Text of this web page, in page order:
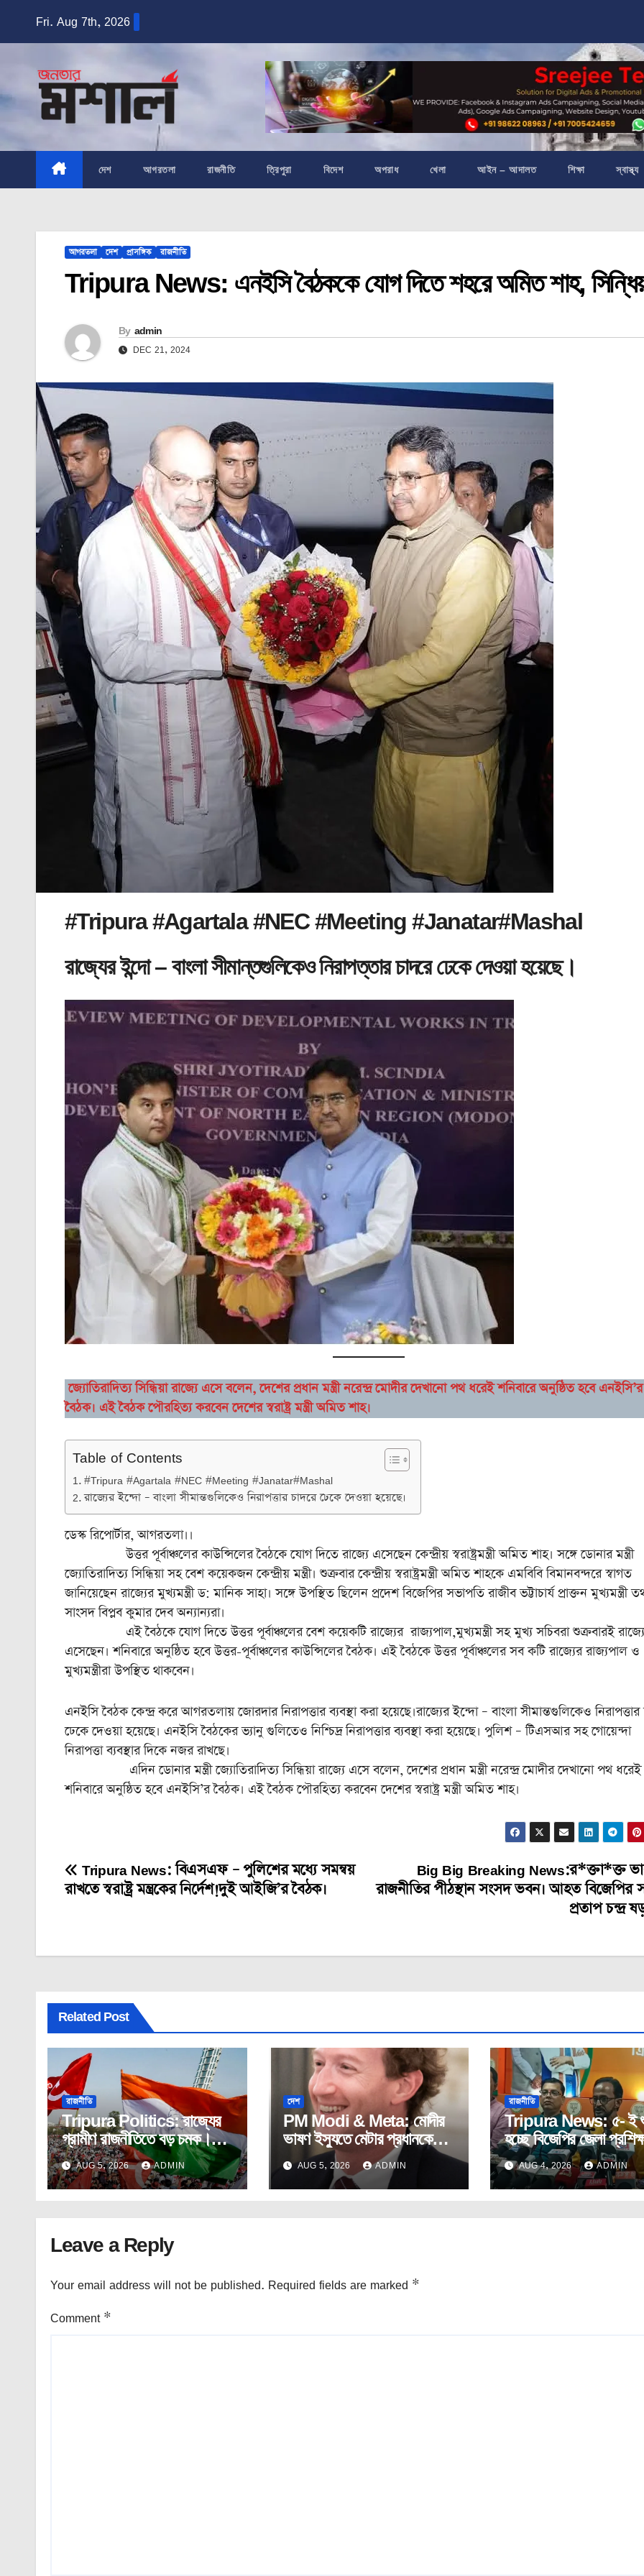
Fri. Aug 7th, 2026
দেশ আগরতলা রাজনীতি ত্রিপুরা বিদেশ অপরাধ খেলা আইন – আদালত শিক্ষা স্বাস্থ্য
আগরতলা দেশ প্রাসঙ্গিক রাজনীতি
Tripura News: এনইসি বৈঠককে যোগ দিতে শহরে অমিত শাহ,
By admin
DEC 21, 2024
#Tripura #Agartala #NEC #Meeting #Janatar#Mashal
রাজ্যের ইন্দো – বাংলা সীমান্তগুলিকেও নিরাপত্তার চাদরে ঢেকে দেওয়া হয়েছে।
জ্যোতিরাদিত্য সিন্ধিয়া রাজ্যে এসে বলেন, দেশের প্রধান মন্ত্রী নরেন্দ্র মোদীর দেখানো পথ ধরেই শনিবারে অনুষ্ঠিত হবে এনইসি’র
বৈঠক। এই বৈঠক পৌরহিত্য করবেন দেশের স্বরাষ্ট্র মন্ত্রী অমিত শাহ।
Table of Contents
#Tripura #Agartala #NEC #Meeting #Janatar#Mashal
রাজ্যের ইন্দো – বাংলা সীমান্তগুলিকেও নিরাপত্তার চাদরে ঢেকে দেওয়া হয়েছে।
ডেস্ক রিপোর্টার, আগরতলা।।
উত্তর পূর্বাঞ্চলের কাউন্সিলের বৈঠকে যোগ দিতে রাজ্যে এসেছেন কেন্দ্রীয় স্বরাষ্ট্রমন্ত্রী অমিত শাহ। সঙ্গে ডোনার মন্ত্রী
জ্যোতিরাদিত্য সিন্ধিয়া সহ বেশ কয়েকজন কেন্দ্রীয় মন্ত্রী। শুক্রবার কেন্দ্রীয় স্বরাষ্ট্রমন্ত্রী অমিত শাহকে এমবিবি বিমানবন্দরে স্বাগত
জানিয়েছেন রাজ্যের মুখ্যমন্ত্রী ড: মানিক সাহা। সঙ্গে উপস্থিত ছিলেন প্রদেশ বিজেপির সভাপতি রাজীব ভট্টাচার্য প্রাক্তন মুখ্যমন্ত্রী
সাংসদ বিপ্লব কুমার দেব অন্যান্যরা।
এই বৈঠকে যোগ দিতে উত্তর পূর্বাঞ্চলের বেশ কয়েকটি রাজ্যের রাজ্যপাল,মুখ্যমন্ত্রী সহ মুখ্য সচিবরা শুক্রবারই
এসেছেন। শনিবারে অনুষ্ঠিত হবে উত্তর-পূর্বাঞ্চলের কাউন্সিলের বৈঠক। এই বৈঠকে উত্তর পূর্বাঞ্চলের সব কটি রাজ্যের রাজ্যপাল ও
মুখ্যমন্ত্রীরা উপস্থিত থাকবেন।
এনইসি বৈঠক কেন্দ্র করে আগরতলায় জোরদার নিরাপত্তার ব্যবস্থা করা হয়েছে।রাজ্যের ইন্দো – বাংলা সীমান্তগুলিকেও নিরাপত্তার
ঢেকে দেওয়া হয়েছে। এনইসি বৈঠকের ভ্যানু গুলিতেও নিশ্চিদ্র নিরাপত্তার ব্যবস্থা করা হয়েছে। পুলিশ – টিএসআর সহ গোয়েন্দা
নিরাপত্তা ব্যবস্থার দিকে নজর রাখছে।
এদিন ডোনার মন্ত্রী জ্যোতিরাদিত্য সিন্ধিয়া রাজ্যে এসে বলেন, দেশের প্রধান মন্ত্রী নরেন্দ্র মোদীর দেখানো পথ ধরেই
শনিবারে অনুষ্ঠিত হবে এনইসি’র বৈঠক। এই বৈঠক পৌরহিত্য করবেন দেশের স্বরাষ্ট্র মন্ত্রী অমিত শাহ।
Post
navigation
Big Big Breaking News:র*ক্তা*ক্ত
রাজনীতির পীঠস্থান সংসদ ভবন। আহত বিজেপির
প্রতাপ চন্দ্র
Tripura News: বিএসএফ – পুলিশের মধ্যে সমন্বয়
রাখতে স্বরাষ্ট্র মন্ত্রকের নির্দেশ!দুই আইজি’র বৈঠক।
Related Post
রাজনীতি
Tripura Politics: রাজ্যের
গ্রামীণ রাজনীতিতে বড় চমক।
কংগ্রেস – সিপিআইএম যৌথ
ভাবে দখল করলো পঞ্চায়েত।
AUG 5, 2026 ADMIN
দেশ
PM Modi & Meta: মোদীর
ভাষণ ইস্যুতে মেটার প্রধানকে
ক্ষমা চাওয়ার দাবি সংসদীয়
প্যানেলের।
AUG 5, 2026 ADMIN
রাজনীতি
Tripura News: ৫- ই
হচ্ছে বিজেপির জেলা
কর্মসূচি।
AUG 4, 2026 ADMIN
Leave a Reply
Your email address will not be published. Required fields are marked *
Comment *